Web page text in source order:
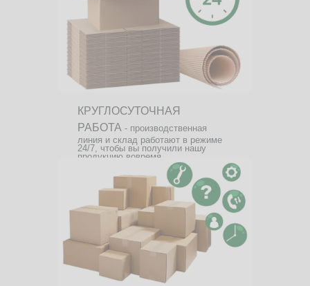
КРУГЛОСУТОЧНАЯ
РАБОТА - производственная
линия и склад работают в режиме
24/7, чтобы вы получили нашу
продукцию вовремя.